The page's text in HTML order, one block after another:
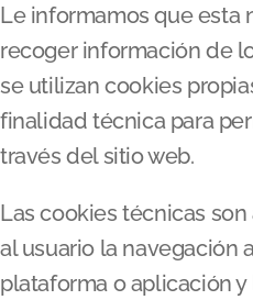
Le informamos que esta
recoger información de
se utilizan cookies
finalidad técnica para
través del sitio web.
Las cookies técnicas
al usuario la navegación
plataforma o aplicación